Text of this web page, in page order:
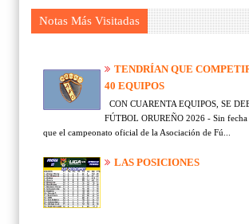
Notas Más Visitadas
TENDRÍAN QUE
40 EQUIPOS
CON CUARENTA EQUIPOS, SE
FÚTBOL ORUREÑO 2026 - Sin
que el campeonato oficial de la Asociación de Fú...
LAS POSICIONES